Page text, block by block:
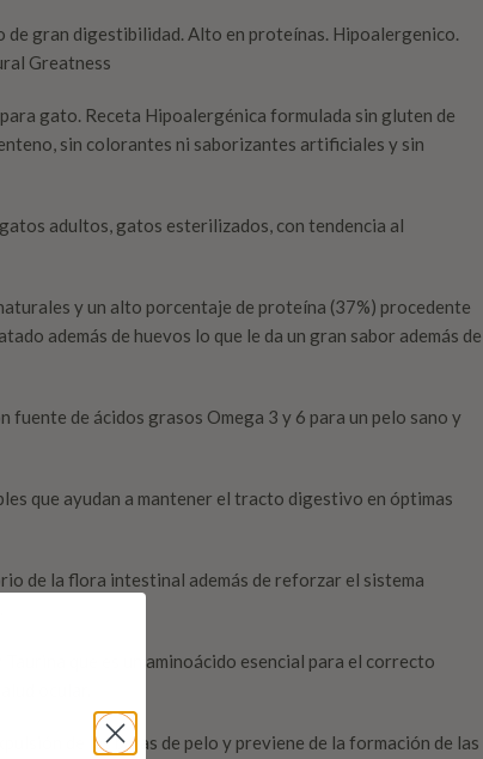
de gran digestibilidad. Alto en proteínas. Hipoalergenico.
Greatness
gato. Receta Hipoalergénica formulada sin gluten de
sin colorantes ni saborizantes artificiales y sin
adultos, gatos esterilizados, con tendencia al
y un alto porcentaje de proteína (37%) procedente
además de huevos lo que le da un gran sabor además de
fuente de ácidos grasos Omega 3 y 6 para un pelo sano y
que ayudan a mantener el tracto digestivo en óptimas
de la flora intestinal además de reforzar el sistema
que es un aminoácido esencial para el correcto
de las bolas de pelo y previene de la formación de las